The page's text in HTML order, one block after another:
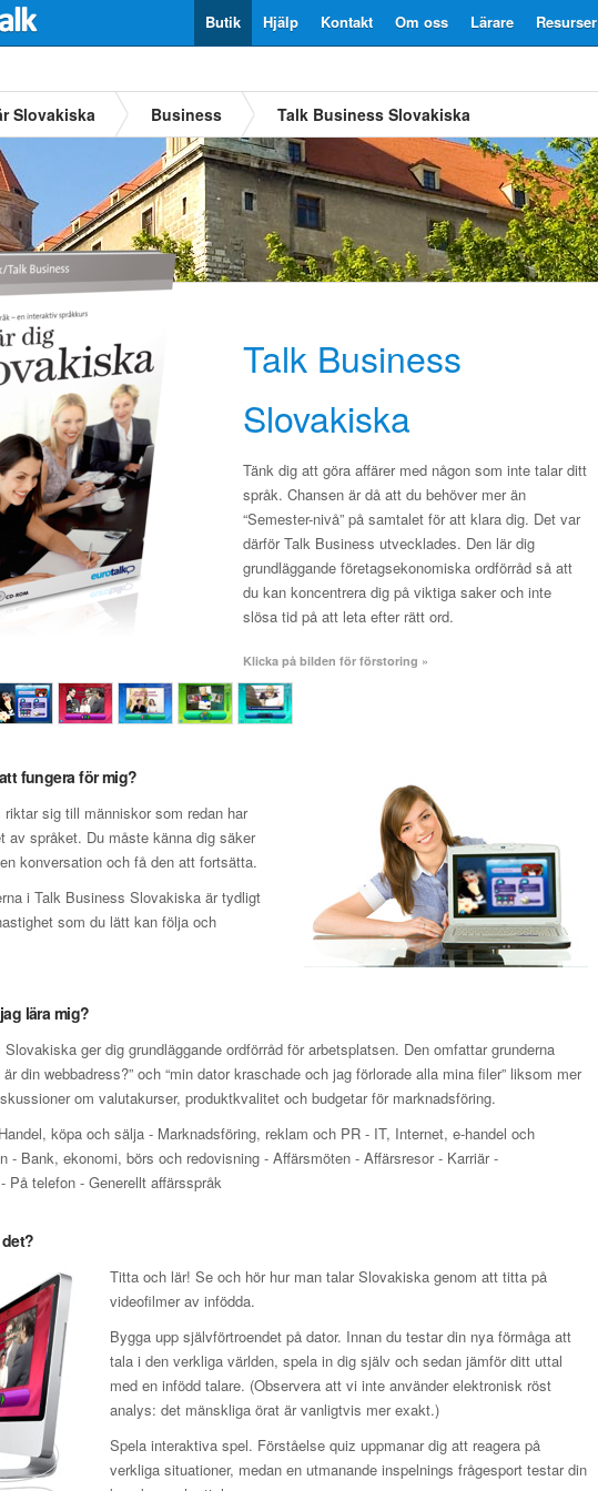
Resurser
Lärare
Om oss
Kontakt
Hjälp
Butik
Slovakiska Business Talk Business Slovakiska
Talk Business
Slovakiska
Tänk dig att göra affärer med någon som inte talar ditt
språk. Chansen är då att du behöver mer än
“Semester-nivå” på samtalet för att klara dig. Det var
därför Talk Business utvecklades. Den lär dig
grundläggande företagsekonomiska ordförråd så att
du kan koncentrera dig på viktiga saker och inte
slösa tid på att leta efter rätt ord.
Klicka på bilden för förstoring »
fungera för mig?
sig till människor som redan har
av språket. Du måste känna dig säker
konversation och få den att fortsätta.
i Talk Business Slovakiska är tydligt
som du lätt kan följa och
lära mig?
ger dig grundläggande ordförråd för arbetsplatsen. Den omfattar grunderna
din webbadress?” och “min dator kraschade och jag förlorade alla mina filer” liksom mer
om valutakurser, produktkvalitet och budgetar för marknadsföring.
köpa och sälja - Marknadsföring, reklam och PR - IT, Internet, e-handel och
- Bank, ekonomi, börs och redovisning - Affärsmöten - Affärsresor - Karriär -
På telefon - Generellt affärsspråk
Titta och lär! Se och hör hur man talar Slovakiska genom att titta på
videofilmer av infödda.
Bygga upp självförtroendet på dator. Innan du testar din nya förmåga att
tala i den verkliga världen, spela in dig själv och sedan jämför ditt uttal
med en infödd talare. (Observera att vi inte använder elektronisk röst
analys: det mänskliga örat är vanligtvis mer exakt.)
Spela interaktiva spel. Förståelse quiz uppmanar dig att reagera på
verkliga situationer, medan en utmanande inspelnings frågesport testar din